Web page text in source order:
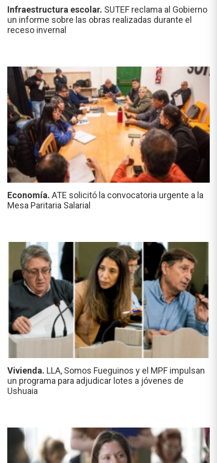
Infraestructura escolar. SUTEF reclama al Gobierno
un informe sobre las obras realizadas durante el
receso invernal
Economía. ATE solicitó la convocatoria urgente a la
Mesa Paritaria Salarial
Vivienda. LLA, Somos Fueguinos y el MPF impulsan
un programa para adjudicar lotes a jóvenes de
Ushuaia